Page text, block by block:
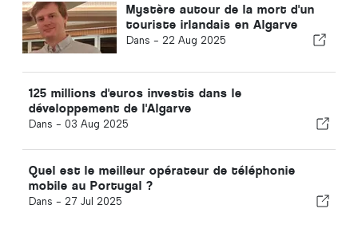
Mystère autour de la mort d'un
touriste irlandais en Algarve
Dans - 22 Aug 2025
125 millions d'euros investis dans le
développement de l'Algarve
Dans - 03 Aug 2025
Quel est le meilleur opérateur de téléphonie
mobile au Portugal ?
Dans - 27 Jul 2025